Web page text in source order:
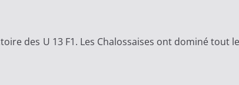
des U 13 F1. Les Chalossaises ont dominé tout